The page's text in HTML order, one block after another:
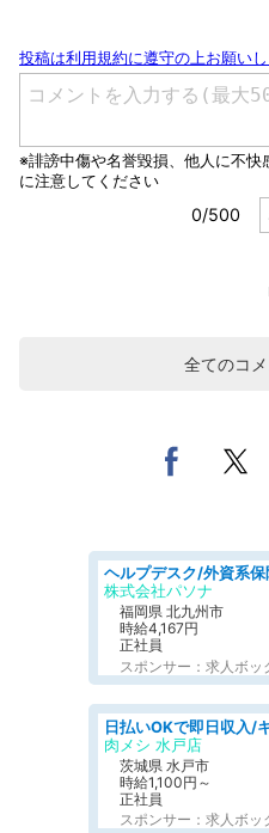
全てのコ
株式会社パソナ
福岡県 北九州市
時給4,167円
正社員
スポンサー：求人ボッ
肉メシ 水戸店
茨城県 水戸市
時給1,100円～
正社員
スポンサー：求人ボッ